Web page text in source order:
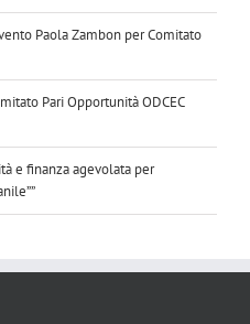
Paola Zambon per Comitato
Pari Opportunità ODCEC
e finanza agevolata per